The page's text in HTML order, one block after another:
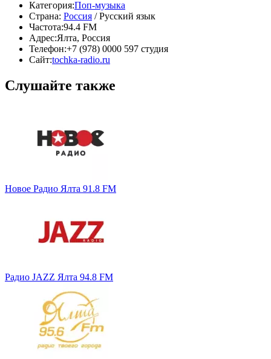
Категория:Поп-музыка
Страна: Россия / Русский язык
Частота:94.4 FM
Адрес:Ялта, Россия
Телефон:+7 (978) 0000 597 студия
Сайт:tochka-radio.ru
Слушайте также
Новое Радио Ялта 91.8 FM
Радио JAZZ Ялта 94.8 FM